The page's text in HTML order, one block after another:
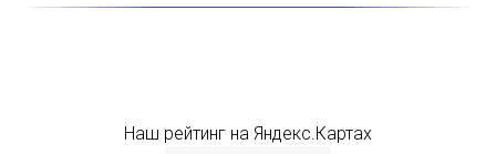
Наш рейтинг на Яндекс.Картах